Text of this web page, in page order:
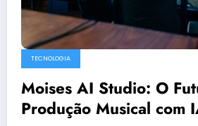
TECNOLOGIA
Moises AI Studio: O
Produção Musical com